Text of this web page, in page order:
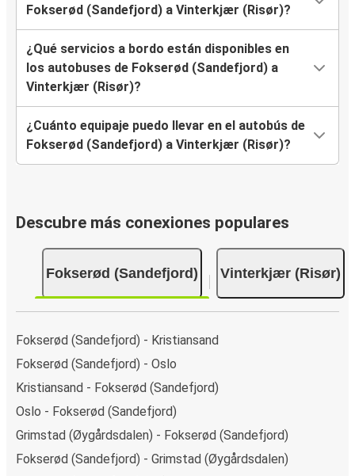
Fokserød (Sandefjord) a Vinterkjær (Risør)?
¿Qué servicios a bordo están disponibles en
los autobuses de Fokserød (Sandefjord) a
Vinterkjær (Risør)?
¿Cuánto equipaje puedo llevar en el autobús de
Fokserød (Sandefjord) a Vinterkjær (Risør)?
Descubre más conexiones populares
Fokserød (Sandefjord) Vinterkjær (Risør)
Fokserød (Sandefjord) - Kristiansand
Fokserød (Sandefjord) - Oslo
Kristiansand - Fokserød (Sandefjord)
Oslo - Fokserød (Sandefjord)
Grimstad (Øygårdsdalen) - Fokserød (Sandefjord)
Fokserød (Sandefjord) - Grimstad (Øygårdsdalen)